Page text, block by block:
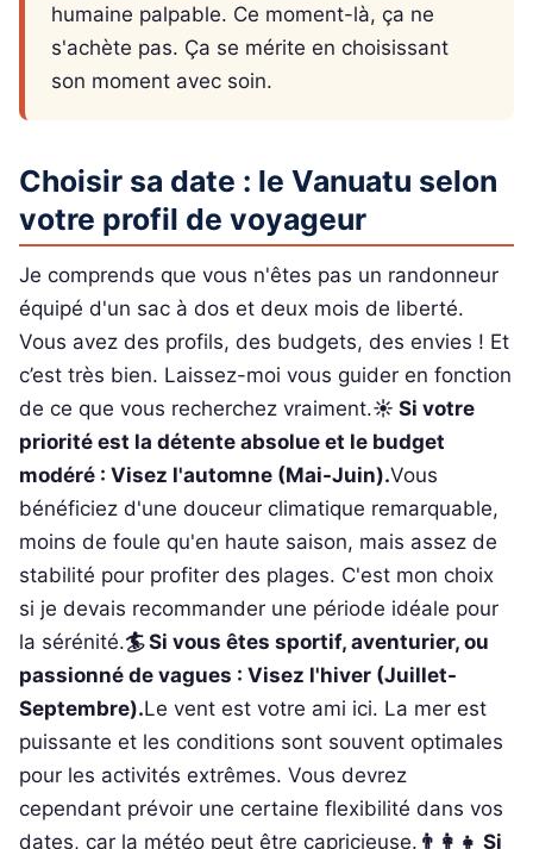
humaine palpable. Ce moment-là, ça ne
s'achète pas. Ça se mérite en choisissant
son moment avec soin.
Choisir sa date : le Vanuatu selon
votre profil de voyageur
Je comprends que vous n'êtes pas un randonneur
équipé d'un sac à dos et deux mois de liberté.
Vous avez des profils, des budgets, des envies ! Et
c’est très bien. Laissez-moi vous guider en fonction
de ce que vous recherchez vraiment.☀️ Si votre
priorité est la détente absolue et le budget
modéré : Visez l'automne (Mai-Juin).Vous
bénéficiez d'une douceur climatique remarquable,
moins de foule qu'en haute saison, mais assez de
stabilité pour profiter des plages. C'est mon choix
si je devais recommander une période idéale pour
la sérénité.🏄 Si vous êtes sportif, aventurier, ou
passionné de vagues : Visez l'hiver (Juillet-
Septembre).Le vent est votre ami ici. La mer est
puissante et les conditions sont souvent optimales
pour les activités extrêmes. Vous devrez
cependant prévoir une certaine flexibilité dans vos
dates, car la météo peut être capricieuse. 👨‍👩‍👧 Si